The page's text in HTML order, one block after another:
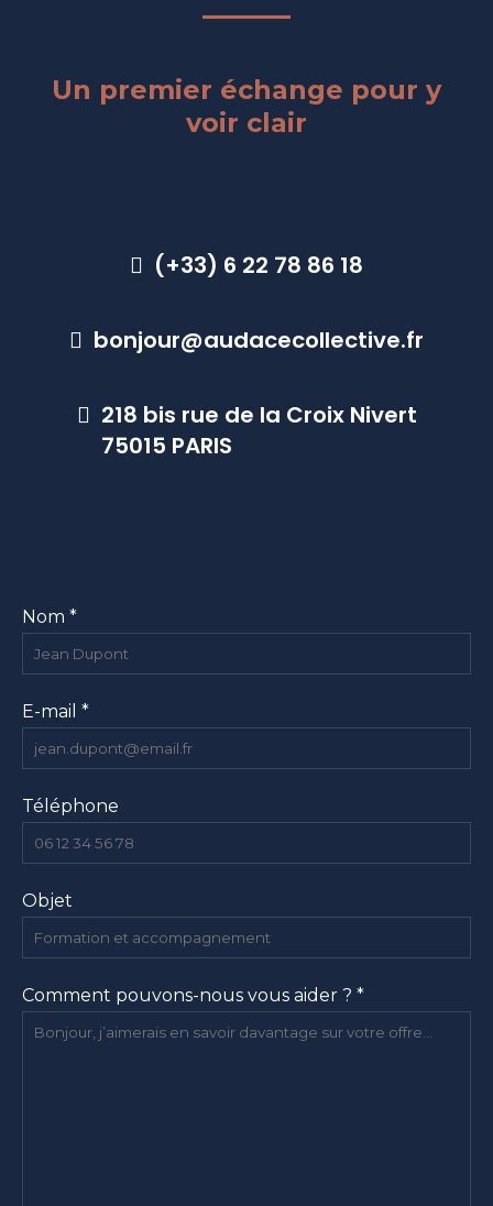
Un premier échange pour y
voir clair
(+33) 6 22 78 86 18
bonjour@audacecollective.fr
218 bis rue de la Croix Nivert
75015 PARIS
Nom *
E-mail *
Téléphone
Objet
Comment pouvons-nous vous aider ? *